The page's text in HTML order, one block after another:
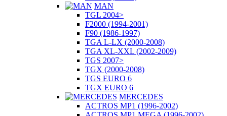
MAN
TGL 2004>
F2000 (1994-2001)
F90 (1986-1997)
TGA L-LX (2000-2008)
TGA XL-XXL (2002-2009)
TGS 2007>
TGX (2000-2008)
TGS EURO 6
TGX EURO 6
MERCEDES
ACTROS MP1 (1996-2002)